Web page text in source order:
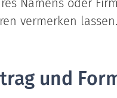
Namens oder
vermerken lassen.
und